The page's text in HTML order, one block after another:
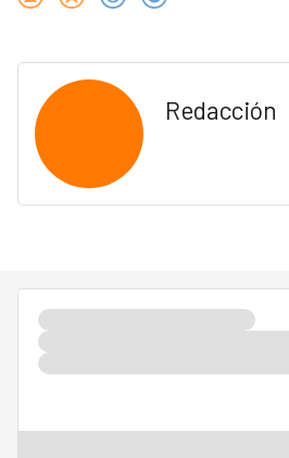
Redacción